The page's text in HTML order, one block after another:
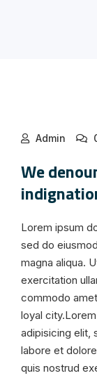
Admin
We
Lorem ipsum
sed do
magna aliqua.
exercitation
commodo
loyal
adipisicing elit,
labore et
quis nostrud